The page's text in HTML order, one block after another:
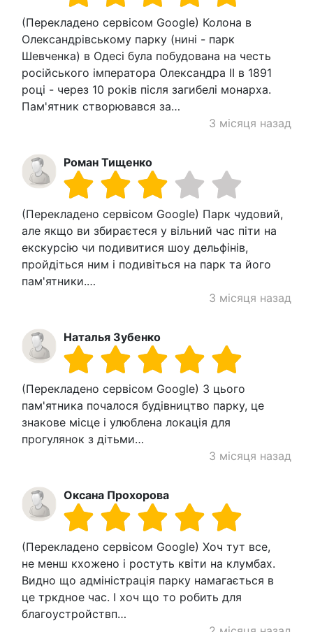
(Перекладено сервісом Google) Колона в
Олександрівському парку (нині - парк
Шевченка) в Одесі була побудована на честь
російського імператора Олександра ІІ в 1891
році - через 10 років після загибелі монарха.
Пам'ятник створювався за…
3 місяця назад
Роман Тищенко
(Перекладено сервісом Google) Парк чудовий,
але якщо ви збираєтеся у вільний час піти на
екскурсію чи подивитися шоу дельфінів,
пройдіться ним і подивіться на парк та його
пам'ятники.…
3 місяця назад
Наталья Зубенко
(Перекладено сервісом Google) З цього
пам'ятника почалося будівництво парку, це
знакове місце і улюблена локація для
прогулянок з дітьми…
3 місяця назад
Оксана Прохорова
(Перекладено сервісом Google) Хоч тут все,
не менш кхожено і ростуть квіти на клумбах.
Видно що адміністрація парку намагається в
це тркдное час. І хоч що то робить для
благоустройствп…